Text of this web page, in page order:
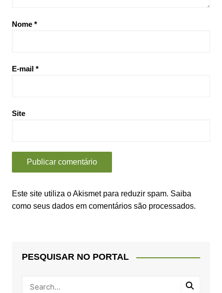
Nome *
E-mail *
Site
Este site utiliza o Akismet para reduzir spam. Saiba
como seus dados em comentários são processados.
PESQUISAR NO PORTAL